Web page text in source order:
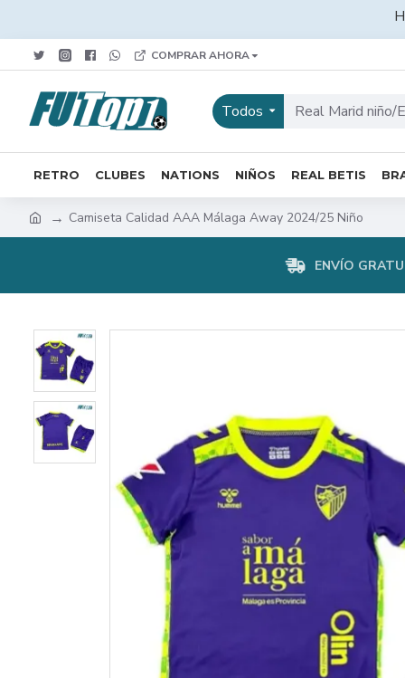
COMPRAR AHORA
Todos
RETRO CLUBES NATIONS NIÑOS REAL BETIS
Camiseta Calidad AAA Málaga Away 2024/25 Niño
ENVÍO